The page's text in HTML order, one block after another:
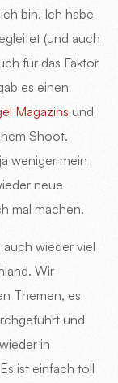
bin. Ich habe
(und auch
für das Faktor
es einen
Magazins und
Shoot.
weniger mein
neue
mal machen.
wieder viel
Wir
Themen, es
und
in
ist einfach toll